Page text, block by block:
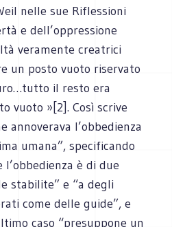
nelle sue Riflessioni
e dell’oppressione
veramente creatrici
un posto vuoto riservato
il resto era
vuoto »[2]. Così scrive
annoverava l’obbedienza
umana”, specificando
è di due
stabilite” e “a degli
come delle guide”, e
caso “presuppone un